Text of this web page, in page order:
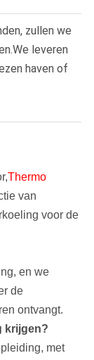
zullen we
leveren
haven of
Thermo
van
voor de
en we
de
ontvangt.
krijgen?
met